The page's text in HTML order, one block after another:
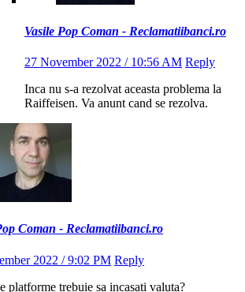
Vasile Pop Coman - Reclamatiibanci.ro
27 November 2022 / 10:56 AM Reply
Inca nu s-a rezolvat aceasta problema la
Raiffeisen. Va anunt cand se rezolva.
Coman - Reclamatiibanci.ro
2022 / 9:02 PM Reply
platforme trebuie sa incasati valuta?